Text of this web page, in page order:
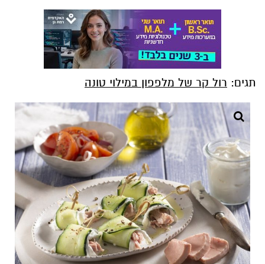
רול קר של מלפפון במילוי טונה
יחצ
הרול משלב בין פריכות טבעית של מלפפון טרי,